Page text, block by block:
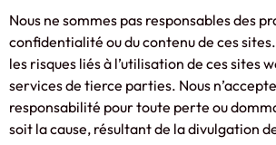
Nous ne sommes pas responsables des
confidentialité ou du contenu de ces
les risques liés à l’utilisation de ces sites
services de tierce parties. Nous
responsabilité pour toute perte ou
soit la cause, résultant de la divulgation